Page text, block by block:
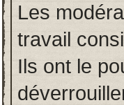
Les
travail
Ils ont le